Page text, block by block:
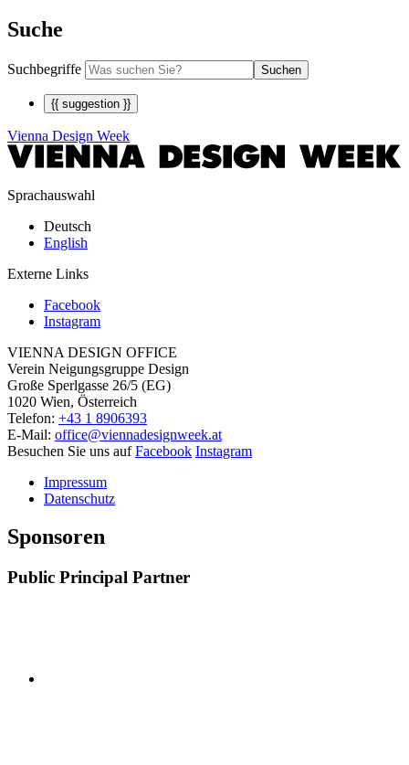
Suche
Suchbegriffe Suchen
{{ suggestion }}
Vienna Design Week
Sprachauswahl
Deutsch
English
Externe Links
Facebook
Instagram
VIENNA DESIGN OFFICE
Verein Neigungsgruppe Design
Große Sperlgasse 26/5 (EG)
1020 Wien, Österreich
Telefon: +43 1 8906393
E-Mail: office@viennadesignweek.at
Besuchen Sie uns aufFacebook Instagram
Impressum
Datenschutz
Sponsoren
Public Principal Partner